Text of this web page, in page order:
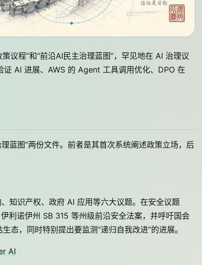
议程”和“前沿AI民主治理蓝图”，罕见地在 AI 治理议
AI 进展、AWS 的 Agent 工具调用优化、DPO 在
蓝图”两份文件。前者是其首次系统阐述政策立场，后
知识产权、政府 AI 应用等六大议题。在安全议题
利诺伊州 SB 315 等州级前沿安全法案，并呼吁国会
态，同时特别提出要监测“递归自我改进”的进展。
AI